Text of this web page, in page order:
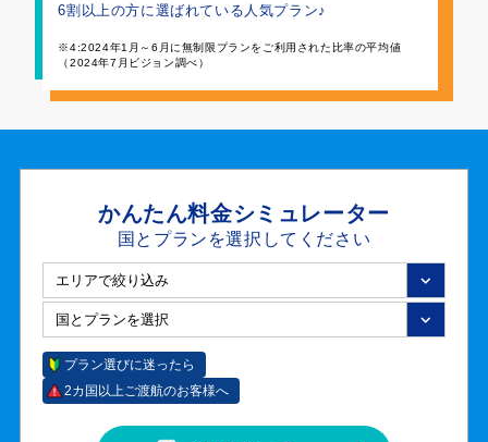
6割以上の方に選ばれている人気プラン♪
※4:2024年1月～6月に無制限プランをご利用された比率の平均値
（2024年7月ビジョン調べ）
かんたん料金シミュレーター
国とプランを選択してください
プラン選びに迷ったら
2カ国以上ご渡航のお客様へ